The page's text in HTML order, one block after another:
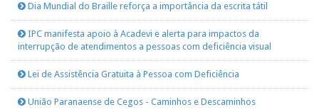
Dia Mundial do Braille reforça a importância da escrita tátil
IPC manifesta apoio à Acadevi e alerta para impactos da
interrupção de atendimentos a pessoas com deficiência visual
Lei de Assistência Gratuita à Pessoa com Deficiência
União Paranaense de Cegos - Caminhos e Descaminhos